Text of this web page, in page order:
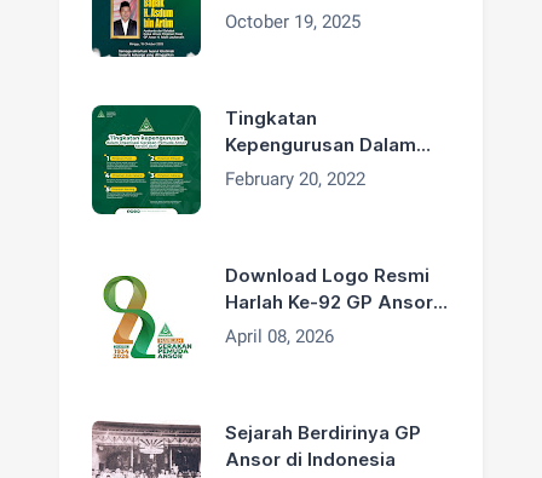
H. Addin Jauharudin,
October 19, 2025
Tingkatan
Kepengurusan Dalam
Organisasi GP Ansor
February 20, 2022
Download Logo Resmi
Harlah Ke-92 GP Ansor
Tahun 2026
April 08, 2026
Sejarah Berdirinya GP
Ansor di Indonesia